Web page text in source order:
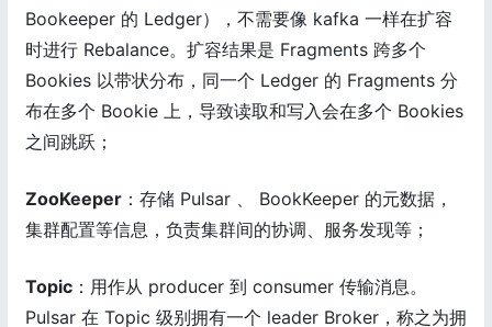
Bookeeper 的 Ledger），不需要像 kafka 一样在扩容
时进行 Rebalance。扩容结果是 Fragments 跨多个
Bookies 以带状分布，同一个 Ledger 的 Fragments 分
布在多个 Bookie 上，导致读取和写入会在多个 Bookies
之间跳跃；
ZooKeeper ：存储 Pulsar 、 BookKeeper 的元数据，
集群配置等信息，负责集群间的协调、服务发现等；
Topic ：用作从 producer 到 consumer 传输消息。
Pulsar 在 Topic 级别拥有一个 leader Broker，称之为拥